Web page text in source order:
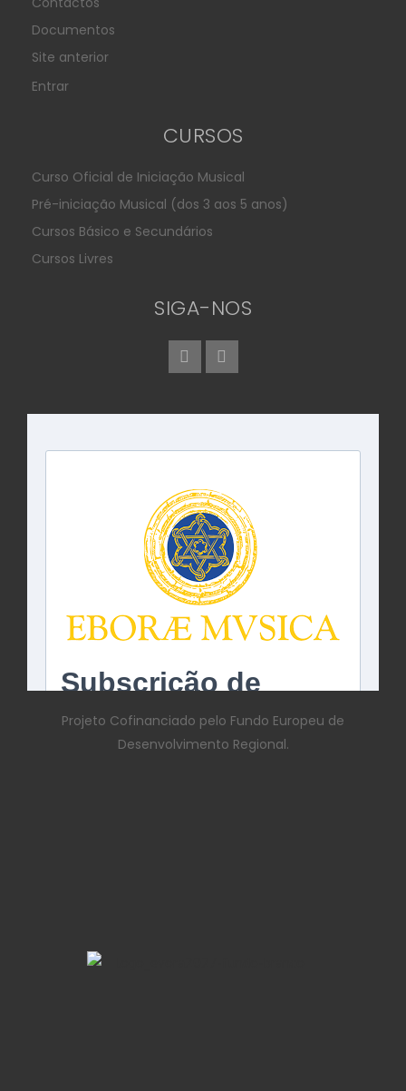
Documentos
Site anterior
Entrar
CURSOS
Curso Oficial de Iniciação Musical
Pré-iniciação Musical (dos 3 aos 5 anos)
Cursos Básico e Secundários
Cursos Livres
SIGA-NOS
Projeto Cofinanciado pelo Fundo Europeu de
Desenvolvimento Regional.